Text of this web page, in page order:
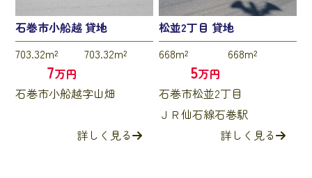
石巻市小船越 貸地
7万円
703.32m² 703.32m²
石巻市小船越字山畑
詳しく見る
松並2丁目 貸地
5万円
668m² 668m²
石巻市松並2丁目
ＪＲ仙石線石巻駅
詳しく見る